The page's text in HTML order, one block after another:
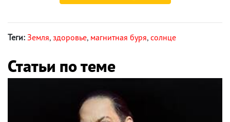
Теги: Земля, здоровье, магнитная буря, солнце
Статьи по теме